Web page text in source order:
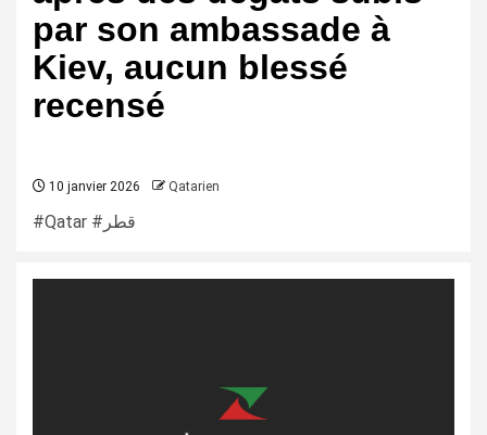
par son ambassade à
Kiev, aucun blessé
recensé
10 janvier 2026 Qatarien
#Qatar #قطر